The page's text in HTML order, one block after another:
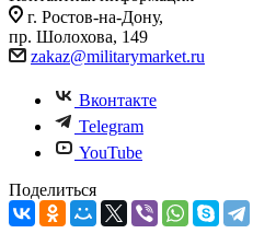
г. Ростов-на-Дону,
пр. Шолохова, 149
zakaz@militarymarket.ru
Вконтакте
Telegram
YouTube
Поделиться